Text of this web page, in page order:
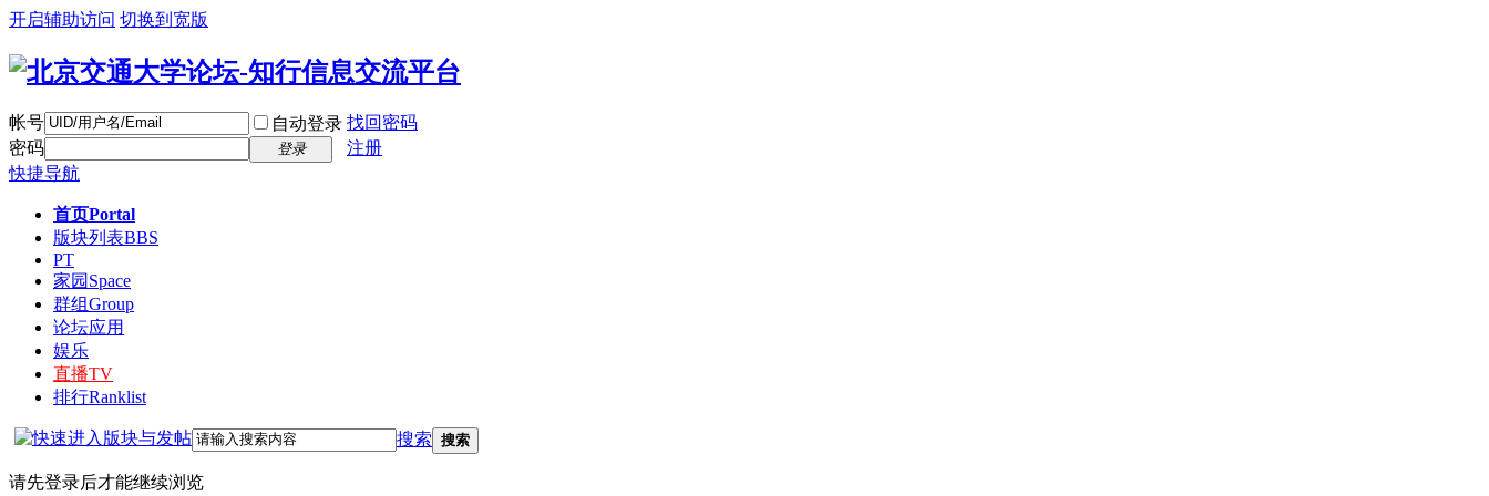
开启辅助访问 切换到宽版
帐号 自动登录 找回密码
密码
登录
注册
快捷导航
首页Portal
版块列表BBS
PT
家园 Space
群组Group
论坛应用
娱乐
直播TV
排行Ranklist
搜索 搜索
请先登录后才能继续浏览